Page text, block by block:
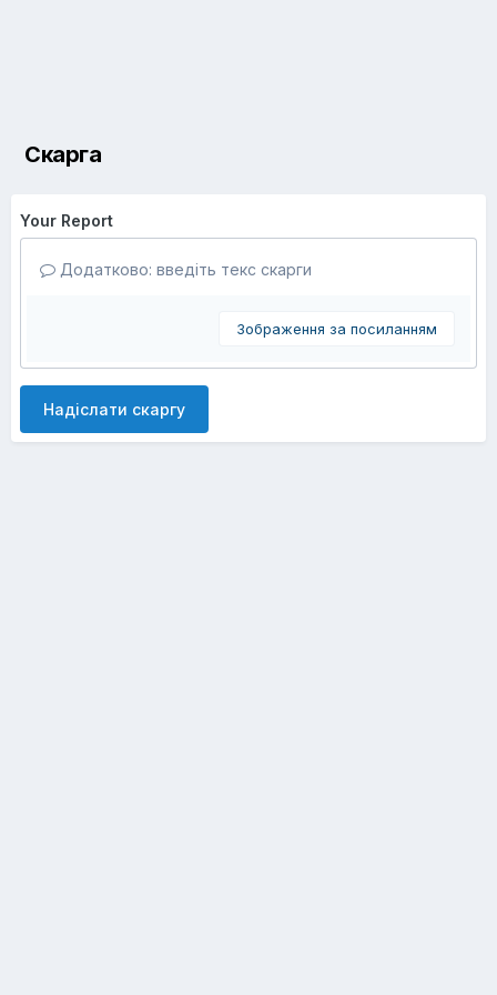
Скарга
Your Report
Додатково: введіть текс скарги
Зображення за посиланням
Надіслати скаргу